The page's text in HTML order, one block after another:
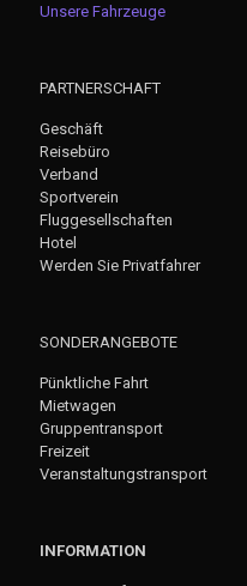
Unsere Fahrzeuge
PARTNERSCHAFT
Geschäft
Reisebüro
Verband
Sportverein
Fluggesellschaften
Hotel
Werden Sie Privatfahrer
SONDERANGEBOTE
Pünktliche Fahrt
Mietwagen
Gruppentransport
Freizeit
Veranstaltungstransport
INFORMATION